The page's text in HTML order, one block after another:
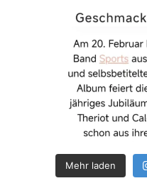
Mehr laden